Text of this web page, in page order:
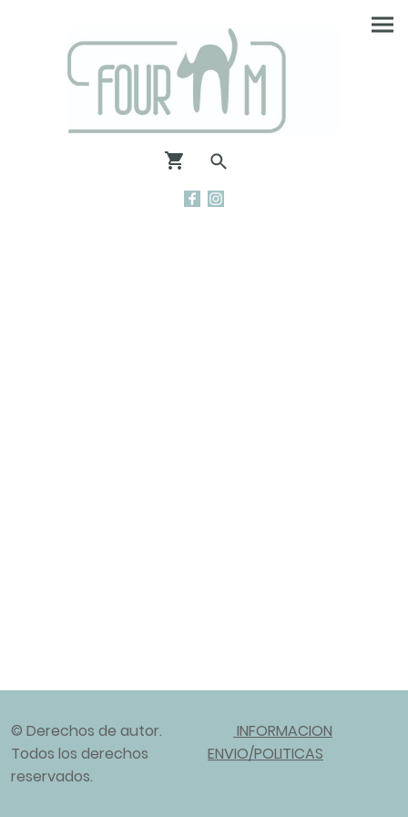
© Derechos de autor.
Todos los derechos
reservados.
INFORMACION
ENVIO/POLITICAS